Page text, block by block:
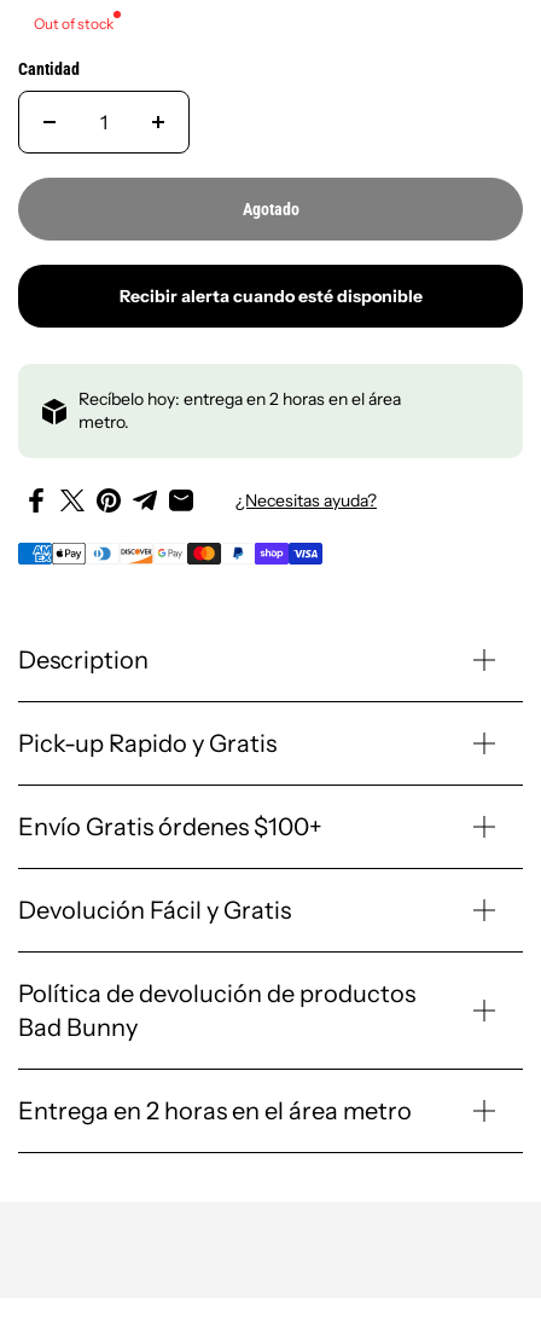
Out of stock
Cantidad
Agotado
Recibir alerta cuando esté disponible
Recíbelo hoy: entrega en 2 horas en el área
metro.
¿Necesitas ayuda?
Description
Pick-up Rapido y Gratis
Envío Gratis órdenes $100+
Devolución Fácil y Gratis
Política de devolución de productos
Bad Bunny
Entrega en 2 horas en el área metro